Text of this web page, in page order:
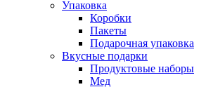
Упаковка
Коробки
Пакеты
Подарочная упаковка
Вкусные подарки
Продуктовые наборы
Мед